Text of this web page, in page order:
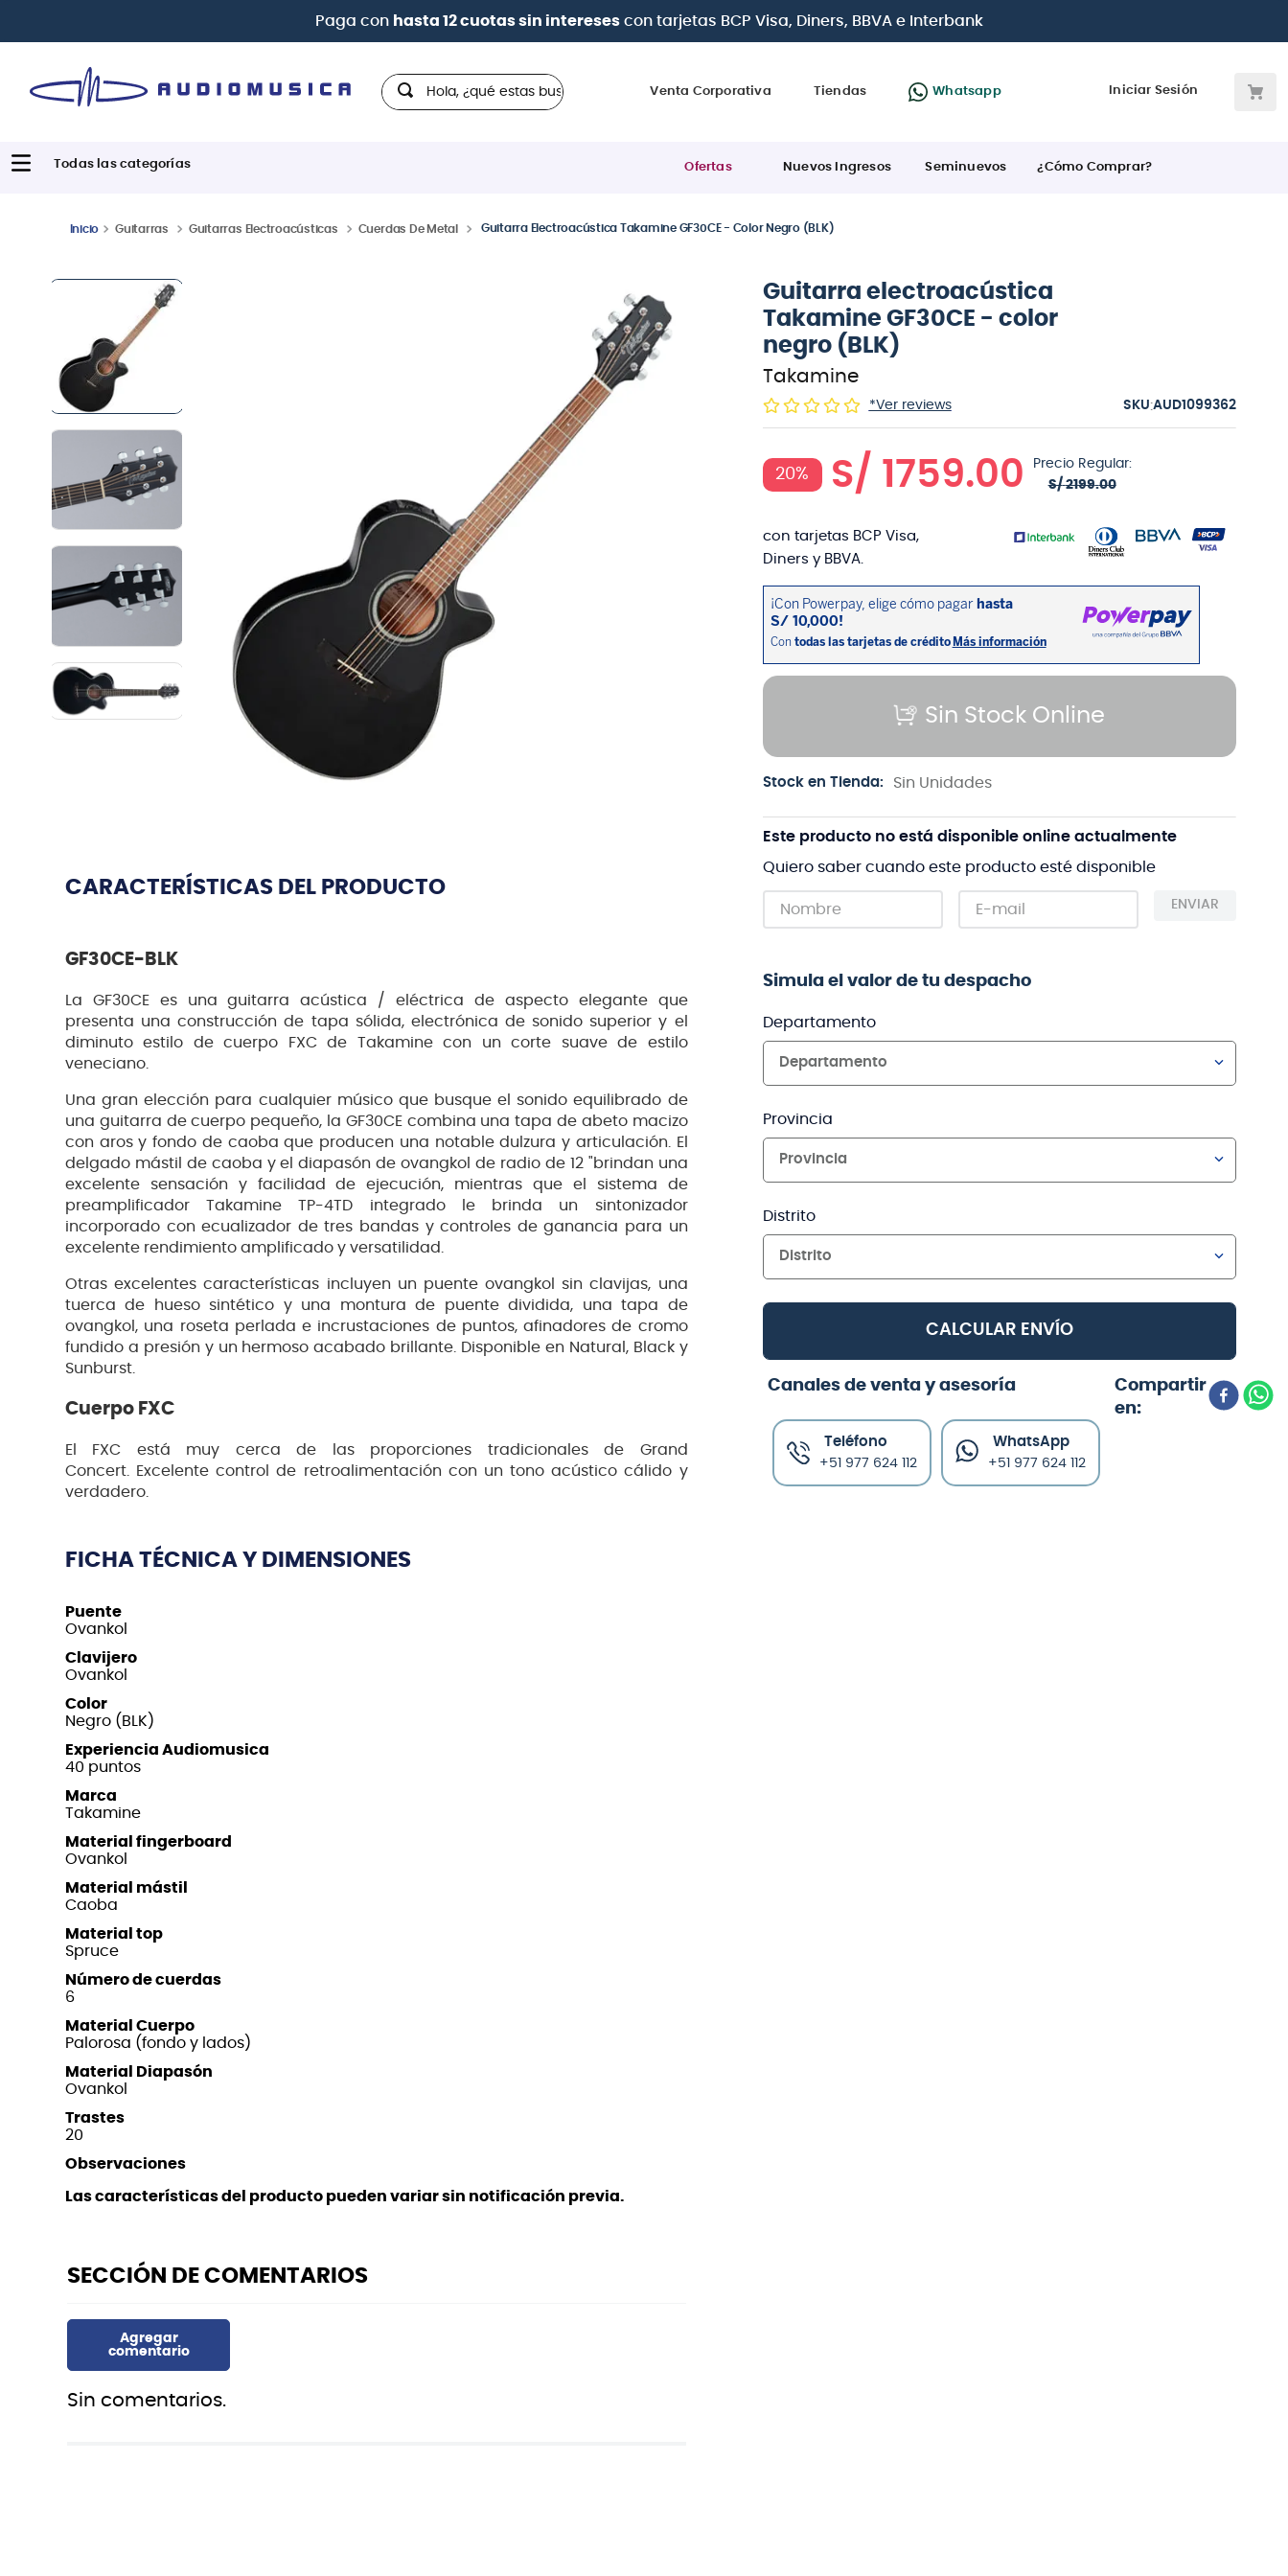
| Paga en cuotasdesde 0% de interés
Hola, ¿qué estas buscando?
Venta Corporativa Tiendas Whatsapp Iniciar Sesión
Ofertas Nuevos Ingresos Seminuevos ¿Cómo Comprar?
Guitarras Guitarras Electroacústicas Cuerdas De Metal Guitarra Electroacústica Takamine GF30CE - Color Negro (BLK)
CARACTERÍSTICAS DEL PRODUCTO
GF30CE-BLK
La GF30CE es una guitarra acústica / eléctrica de aspecto elegante que
presenta una construcción de tapa sólida, electrónica de sonido superior y el
diminuto estilo de cuerpo FXC de Takamine con un corte suave de estilo
veneciano.
Una gran elección para cualquier músico que busque el sonido equilibrado de
una guitarra de cuerpo pequeño, la GF30CE combina una tapa de abeto macizo
con aros y fondo de caoba que producen una notable dulzura y articulación. El
delgado mástil de caoba y el diapasón de ovangkol de radio de 12 "brindan una
excelente sensación y facilidad de ejecución, mientras que el sistema de
preamplificador Takamine TP-4TD integrado le brinda un sintonizador
incorporado con ecualizador de tres bandas y controles de ganancia para un
excelente rendimiento amplificado y versatilidad.
Otras excelentes características incluyen un puente ovangkol sin clavijas, una
tuerca de hueso sintético y una montura de puente dividida, una tapa de
ovangkol, una roseta perlada e incrustaciones de puntos, afinadores de cromo
fundido a presión y un hermoso acabado brillante. Disponible en Natural, Black y
Sunburst.
Cuerpo FXC
El FXC está muy cerca de las proporciones tradicionales de Grand
Concert. Excelente control de retroalimentación con un tono acústico cálido y
verdadero.
FICHA TÉCNICA Y DIMENSIONES
Puente
Ovankol
Clavijero
Ovankol
Color
Negro (BLK)
Experiencia Audiomusica
40 puntos
Marca
Takamine
Material fingerboard
Ovankol
Material mástil
Caoba
Material top
Spruce
Número de cuerdas
6
Material Cuerpo
Palorosa (fondo y lados)
Material Diapasón
Ovankol
Trastes
20
Observaciones
Las características del producto pueden variar sin notificación previa.
Sin comentarios.
Guitarra electroacústica
Takamine GF30CE - color
negro (BLK)
Takamine
*Ver reviews :AUD1099362
20% S/ 1759.00
Precio Regular:
S/ 2199.00
con tarjetas BCP Visa,
Diners y BBVA.
Sin Stock Online
Stock en Tienda: Sin Unidades
Este producto no está disponible online actualmente
Quiero saber cuando este producto esté disponible
ENVIAR
Simula el valor de tu despacho
Departamento
Departamento
Provincia
Provincia
Distrito
Distrito
CALCULAR ENVÍO
Canales de venta y asesoría
Teléfono
+51 977 624 112
WhatsApp
+51 977 624 112